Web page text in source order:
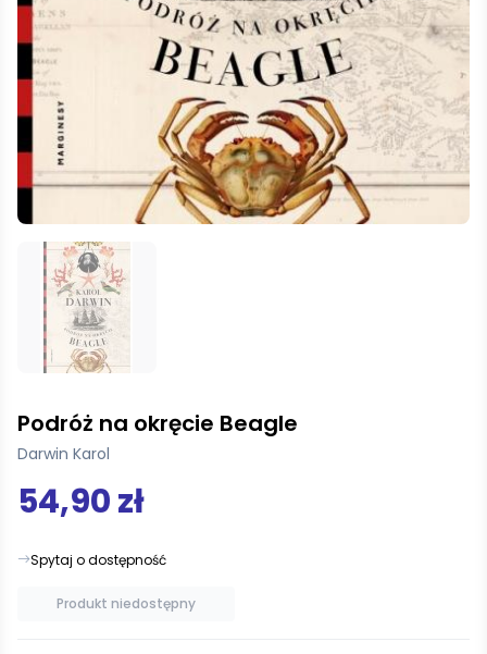
Podróż na okręcie Beagle
Darwin Karol
54,90 zł
Spytaj o dostępność
Produkt niedostępny